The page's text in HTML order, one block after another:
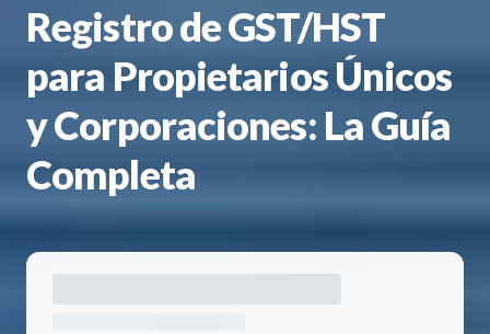
Registro de GST/HST
para Propietarios Únicos
y Corporaciones: La Guía
Completa